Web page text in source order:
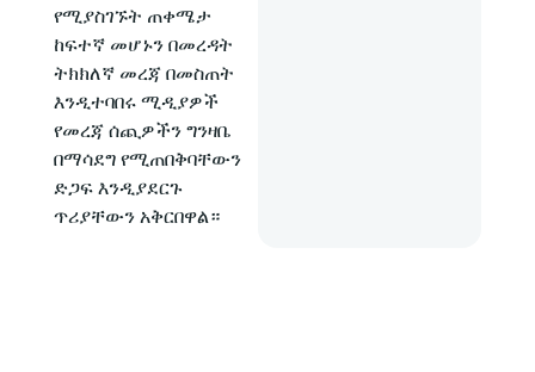
የሚያስገኙት ጠቀሜታ
ከፍተኛ መሆኑን በመረዳት
ትክክለኛ መረጃ በመስጠት
እንዲተባበሩ ሚዲያዎች
የመረጃ ሰጪዎችን ግንዛቤ
በማሳደግ የሚጠበቅባቸውን
ድጋፍ እንዲያደርጉ
ጥሪያቸውን አቅርበዋል።